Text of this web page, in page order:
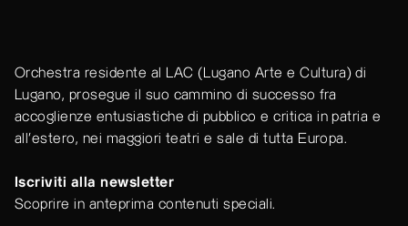
Orchestra residente al LAC (Lugano Arte e Cultura) di
Lugano, prosegue il suo cammino di successo fra
accoglienze entusiastiche di pubblico e critica in patria e
all'estero, nei maggiori teatri e sale di tutta Europa.
Iscriviti alla newsletter
Scoprire in anteprima contenuti speciali.